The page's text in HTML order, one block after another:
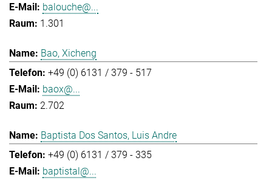
balouche@...
1.301
Bao, Xicheng
+49 (0) 6131 / 379 - 517
baox@...
2.702
Baptista Dos Santos, Luis Andre
+49 (0) 6131 / 379 - 335
baptistal@...